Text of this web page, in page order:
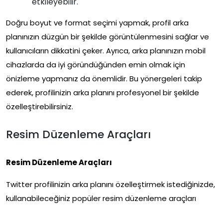
Doğru boyut ve format seçimi yapmak, profil arka
planınızın düzgün bir şekilde görüntülenmesini sağlar ve
kullanıcıların dikkatini çeker. Ayrıca, arka planınızın mobil
cihazlarda da iyi göründüğünden emin olmak için
önizleme yapmanız da önemlidir. Bu yönergeleri takip
ederek, profilinizin arka planını profesyonel bir şekilde
özelleştirebilirsiniz.
Resim Düzenleme Araçları
Resim Düzenleme Araçları
Twitter profilinizin arka planını özelleştirmek istediğinizde,
kullanabileceğiniz popüler resim düzenleme araçları